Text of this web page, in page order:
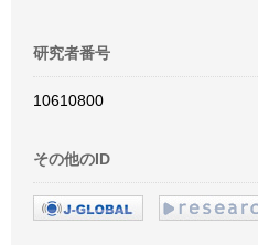
研究者番号
10610800
その他のID